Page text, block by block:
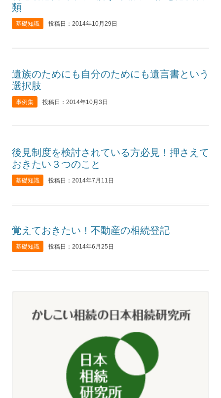
類
基礎知識 投稿日：2014年10月29日
遺族のためにも自分のためにも遺言書という
選択肢
事例集 投稿日：2014年10月3日
後見制度を検討されている方必見！押さえて
おきたい３つのこと
基礎知識 投稿日：2014年7月11日
覚えておきたい！不動産の相続登記
基礎知識 投稿日：2014年6月25日